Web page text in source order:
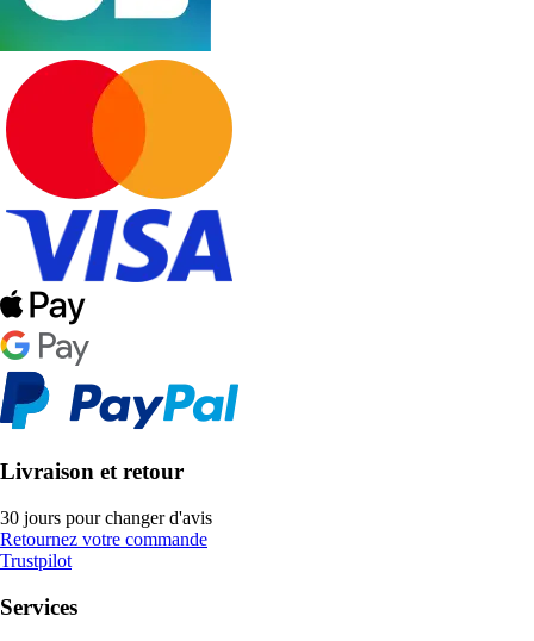
Livraison et retour
30 jours pour changer d'avis
Retournez votre commande
Trustpilot
Services